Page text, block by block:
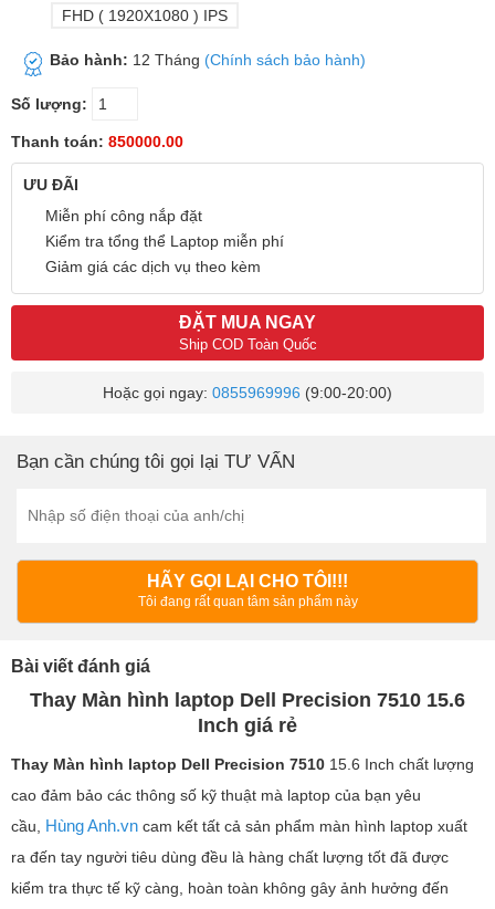
FHD ( 1920X1080 ) IPS
Bảo hành: 12 Tháng (Chính sách bảo hành)
Số lượng:
Thanh toán: 850000.00
ƯU ĐÃI
Miễn phí công nắp đặt
Kiểm tra tổng thể Laptop miễn phí
Giảm giá các dịch vụ theo kèm
ĐẶT MUA NGAY
Ship COD Toàn Quốc
Hoặc gọi ngay: 0855969996 (9:00-20:00)
Bạn cần chúng tôi gọi lại TƯ VẤN
HÃY GỌI LẠI CHO TÔI!!!
Tôi đang rất quan tâm sản phẩm này
Bài viết đánh giá
Thay Màn hình laptop Dell Precision 7510 15.6
Inch giá rẻ
Thay Màn hình laptop Dell Precision 7510 15.6 Inch chất lượng
cao đảm bảo các thông số kỹ thuật mà laptop của bạn yêu
cầu, Hùng Anh.vn cam kết tất cả sản phẩm màn hình laptop xuất
ra đến tay người tiêu dùng đều là hàng chất lượng tốt đã được
kiểm tra thực tế kỹ càng, hoàn toàn không gây ảnh hưởng đến